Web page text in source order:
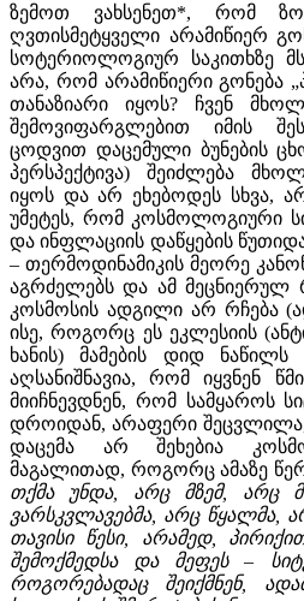
ზემოთ ვახსენეთ*, რომ
ღვთისმეტყველი არამიწიერ
სოტერიოლოგიურ საკითხზე
არა, რომ არამიწიერი გონება
თანაზიარი იყოს? ჩვენ
შემოვიფარგლებით იმის
ცოდვით დაცემული ბუნების
პერსპექტივა) შეიძლება
იყოს და არ ეხებოდეს სხვა,
უმეტეს, რომ კოსმოლოგიური
და ინფლაციის დაწყების
– თერმოდინამიკის მეორე
აგრძელებს და ამ მეცნიერულ
კოსმოსის ადგილი არ რჩება
ისე, როგორც ეს ეკლესიის
ხანის) მამების დიდ ნაწილს
აღსანიშნავია, რომ იყვნენ
მიიჩნევდნენ, რომ სამყაროს
დროიდან, არაფერი შეცვლილა,
დაცემა არ შეხებია
მაგალითად, როგორც ამაზე
თქმა
უნდა, არც მზემ, არც
ვარსკვლავებმა, არც წყალმა,
თავისი
წესი, არამედ,
შემოქმედსა
და მეფეს–
როგორებადაც
შეიქმნენ,